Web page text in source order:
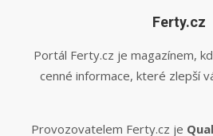
Ferty.cz
Portál Ferty.cz je magazínem,
cenné informace, které zlepší
Provozovatelem Ferty.cz je